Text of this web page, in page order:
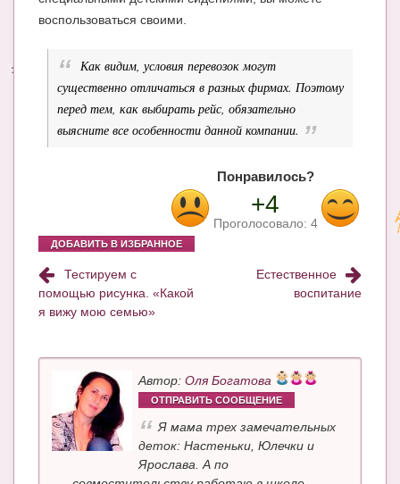
воспользоваться своими.
Как видим, условия перевозок могут
существенно отличаться в разных фирмах. Поэтому
перед тем, как выбирать рейс, обязательно
выясните все особенности данной компании.
Понравилось?
+4
Проголосовало: 4
ДОБАВИТЬ В ИЗБРАННОЕ
Тестируем с
помощью рисунка. «Какой
я вижу мою семью»
Естественное
воспитание
Автор: Оля Богатова
ОТПРАВИТЬ СООБЩЕНИЕ
Я мама трех замечательных
деток: Настеньки, Юлечки и
Ярослава. А по